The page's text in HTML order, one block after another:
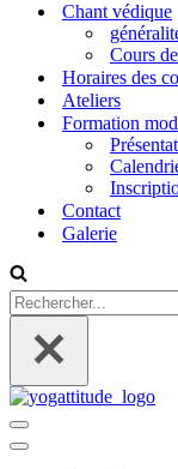
Chant védique
Cours
Horaires des
Ateliers
Formation
Contact
Galerie
Rechercher...
Menu
de
Menu